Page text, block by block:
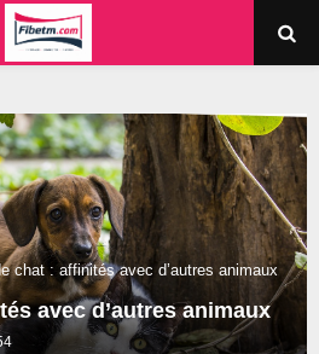
chat : affinités avec d’autres animaux
avec d’autres animaux